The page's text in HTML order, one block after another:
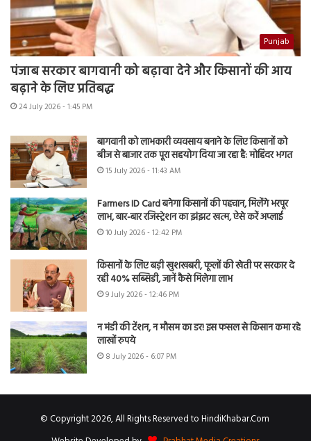
Punjab
पंजाब सरकार बागवानी को बढ़ावा देने और किसानों की आय
बढ़ाने के लिए प्रतिबद्ध
24 July 2026 - 1:45 PM
बागवानी को लाभकारी व्यवसाय बनाने के लिए किसानों को
बीज से बाजार तक पूरा सहयोग दिया जा रहा है: मोहिंदर भगत
15 July 2026 - 11:43 AM
Farmers ID Card बनेगा किसानों की पहचान, मिलेंगे भरपूर
लाभ, बार-बार रजिस्ट्रेशन का झंझट खत्म, ऐसे करें अप्लाई
10 July 2026 - 12:42 PM
किसानों के लिए बड़ी खुशखबरी, फूलों की खेती पर सरकार दे
रही 40% सब्सिडी, जानें कैसे मिलेगा लाभ
9 July 2026 - 12:46 PM
न मंडी की टेंशन, न मौसम का डर! इस फसल से किसान कमा रहे
लाखों रुपये
8 July 2026 - 6:07 PM
© Copyright 2026, All Rights Reserved to HindiKhabar.Com